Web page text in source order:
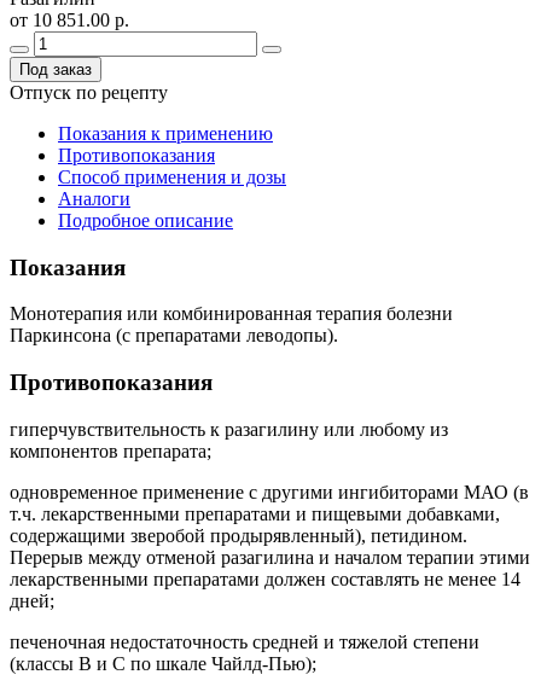
от 10 851.00 р.
Под заказ
Отпуск по рецепту
Показания к применению
Противопоказания
Способ применения и дозы
Аналоги
Подробное описание
Показания
Монотерапия или комбинированная терапия болезни
Паркинсона (с препаратами леводопы).
Противопоказания
гиперчувствительность к разагилину или любому из
компонентов препарата;
одновременное применение с другими ингибиторами МАО (в
т.ч. лекарственными препаратами и пищевыми добавками,
содержащими зверобой продырявленный), петидином.
Перерыв между отменой разагилина и началом терапии этими
лекарственными препаратами должен составлять не менее 14
дней;
печеночная недостаточность средней и тяжелой степени
(классы В и С по шкале Чайлд-Пью);